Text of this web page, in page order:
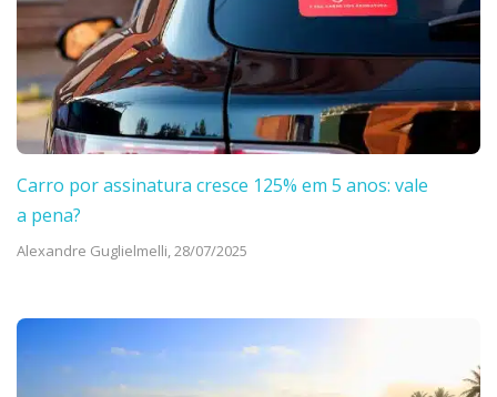
Carro por assinatura cresce 125% em 5 anos: vale
a pena?
Alexandre Guglielmelli,28/07/2025